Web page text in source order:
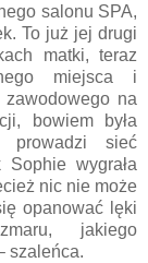
salonu SPA,
To już jej drugi
matki, teraz
miejsca i
na
bowiem była
prowadzi sieć
wygrała
nic nie może
opanować lęki
jakiego
szaleńca.